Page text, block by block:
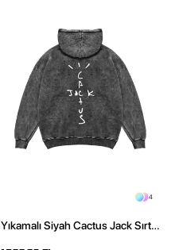
4
Yıkamalı Siyah Cactus Jack Sırt